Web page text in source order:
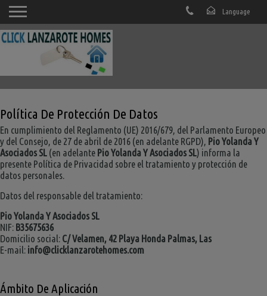
Política De Protección De Datos
En cumplimiento del Reglamento (UE) 2016/679, del Parlamento Europeo
y del Consejo, de 27 de abril de 2016 (en adelante RGPD), Pio Yolanda Y
Asociados SL (en adelante Pio Yolanda Y Asociados SL) informa la
presente Política de Privacidad sobre el tratamiento y protección de
datos personales.
Datos del responsable del tratamiento:
Pio Yolanda Y Asociados SL
NIF: B35675636
Domicilio social: C/ Velamen, 42 Playa Honda Palmas, Las
E-mail: info@clicklanzarotehomes.com
Ámbito De Aplicación